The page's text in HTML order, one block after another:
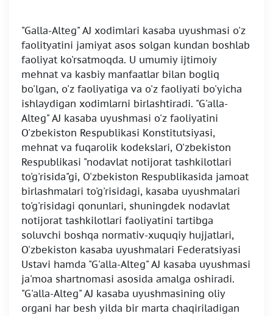
"Galla-Alteg" AJ xodimlari kasaba uyushmasi o'z
faolityatini jamiyat asos solgan kundan boshlab
faoliyat ko'rsatmoqda. U umumiy ijtimoiy
mehnat va kasbiy manfaatlar bilan bogliq
bo'lgan, o'z faoliyatiga va o'z faoliyati bo'yicha
ishlaydigan xodimlarni birlashtiradi. "G'alla-
Alteg" AJ kasaba uyushmasi o'z faoliyatini
O'zbekiston Respublikasi Konstitutsiyasi,
mehnat va fuqarolik kodekslari, O'zbekiston
Respublikasi "nodavlat notijorat tashkilotlari
to'g'risida"gi, O'zbekiston Respublikasida jamoat
birlashmalari to'g'risidagi, kasaba uyushmalari
to'g'risidagi qonunlari, shuningdek nodavlat
notijorat tashkilotlari faoliyatini tartibga
soluvchi boshqa normativ-xuquqiy hujjatlari,
O'zbekiston kasaba uyushmalari Federatsiyasi
Ustavi hamda "G'alla-Alteg" AJ kasaba uyushmasi
ja'moa shartnomasi asosida amalga oshiradi.
"G'alla-Alteg" AJ kasaba uyushmasining oliy
organi har besh yilda bir marta chaqiriladigan